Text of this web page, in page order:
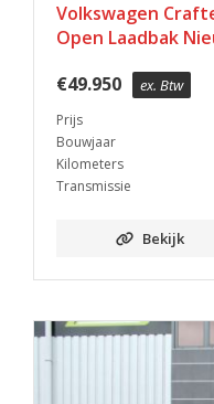
Volkswagen
Open Laadbak
€49.950 ex. Btw
Prijs
Bouwjaar
Kilometers
Transmissie
Bekijk